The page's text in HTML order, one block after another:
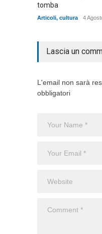
tomba
Articoli, cultura 4
Lascia un
L'email non sarà
obbligatori